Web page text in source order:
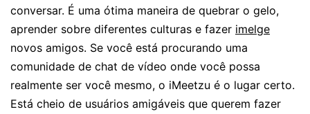
conversar. É uma ótima maneira de quebrar o gelo,
aprender sobre diferentes culturas e fazer imelge
novos amigos. Se você está procurando uma
comunidade de chat de vídeo onde você possa
realmente ser você mesmo, o iMeetzu é o lugar certo.
Está cheio de usuários amigáveis que querem fazer